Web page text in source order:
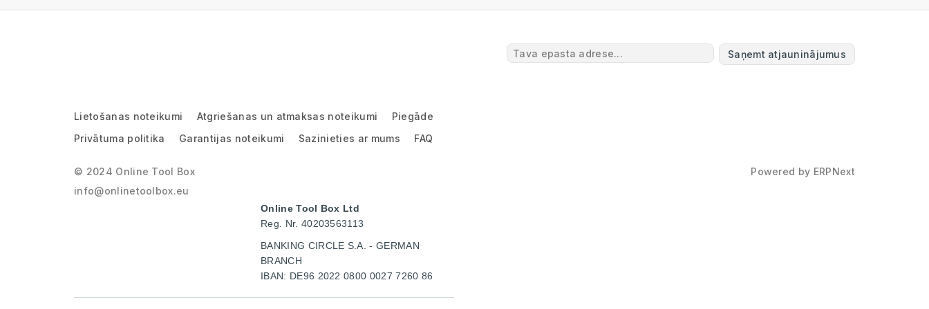
Saņemt atjauninājumus
Lietošanas noteikumi Atgriešanas un atmaksas noteikumi
Piegāde
Privātuma politika
Garantijas noteikumi Sazinieties ar mums FAQ
© 2024 Online Tool Box
info@onlinetoolbox.eu
Online Tool Box Ltd
Reg. Nr. 40203563113
BANKING CIRCLE S.A. - GERMAN
BRANCH
IBAN: DE96 2022 0800 0027 7260 86
Powered by ERPNext